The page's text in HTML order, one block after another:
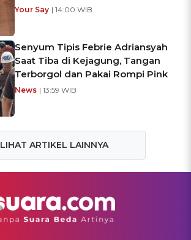
Your Say | 14:00 WIB
Senyum Tipis Febrie Adriansyah
Saat Tiba di Kejagung, Tangan
Terborgol dan Pakai Rompi Pink
News | 13:59 WIB
LIHAT ARTIKEL LAINNYA